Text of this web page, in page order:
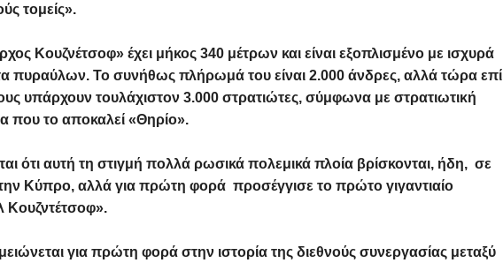
τομείς».
Κουζνέτσοφ» έχει μήκος 340 μέτρων και είναι εξοπλισμένο με ισχυρά
πυραύλων. Το συνήθως πλήρωμά του είναι 2.000 άνδρες, αλλά τώρα επί
υπάρχουν τουλάχιστον 3.000 στρατιώτες, σύμφωνα με στρατιωτική
που το αποκαλεί «Θηρίο».
ότι αυτή τη στιγμή πολλά ρωσικά πολεμικά πλοία βρίσκονται, ήδη, σε
Κύπρο, αλλά για πρώτη φορά προσέγγισε το πρώτο γιγαντιαίο
Κουζντέτσοφ».
για πρώτη φορά στην ιστορία της διεθνούς συνεργασίας μεταξύ